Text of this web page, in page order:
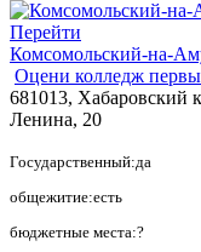
Перейти
Комсомольский-на-
Оцени колледж
681013, Хабаровский
Ленина, 20
Государственный:да
общежитие:есть
бюджетные места:?